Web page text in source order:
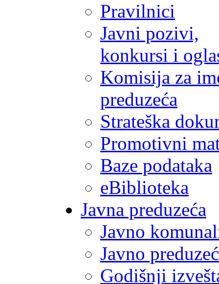
Pravilnici
Javni pozivi,
konkursi i
Komisija za
preduzeća
Strateška
Promotivni
Baze podataka
eBiblioteka
Javna preduzeća
Javno
Javno
Godišnji